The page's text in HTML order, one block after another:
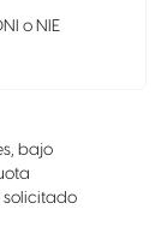
o NIE
bajo